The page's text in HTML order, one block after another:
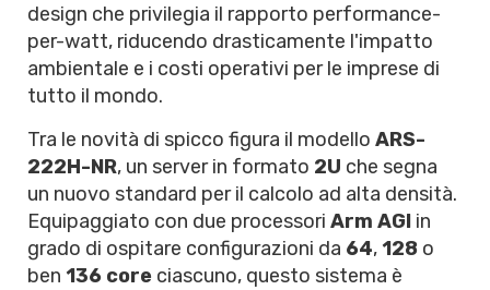
design che privilegia il rapporto performance-
per-watt, riducendo drasticamente l'impatto
ambientale e i costi operativi per le imprese di
tutto il mondo.
Tra le novità di spicco figura il modello ARS-
222H-NR, un server in formato 2U che segna
un nuovo standard per il calcolo ad alta densità.
Equipaggiato con due processori Arm AGI in
grado di ospitare configurazioni da 64, 128 o
ben 136 core ciascuno, questo sistema è